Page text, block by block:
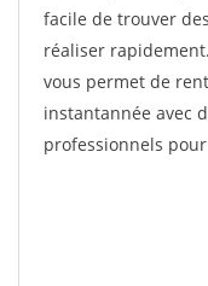
facile de trouver
réaliser
vous permet de
instantannée avec
professionnels